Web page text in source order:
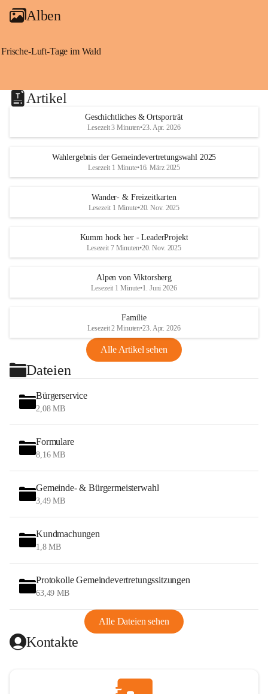
Alben
Frische-Luft-Tage im Wald
Artikel
Geschichtliches & Ortsporträt
Lesezeit 3 Minuten•23. Apr. 2026
Wahlergebnis der Gemeindevertretungswahl 2025
Lesezeit 1 Minute•16. März 2025
Wander- & Freizeitkarten
Lesezeit 1 Minute•20. Nov. 2025
Kumm hock her - LeaderProjekt
Lesezeit 7 Minuten•20. Nov. 2025
Alpen von Viktorsberg
Lesezeit 1 Minute•1. Juni 2026
Familie
Lesezeit 2 Minuten•23. Apr. 2026
Alle Artikel sehen
Dateien
Bürgerservice
2,08 MB
Formulare
8,16 MB
Gemeinde- & Bürgermeisterwahl
3,49 MB
Kundmachungen
1,8 MB
Protokolle Gemeindevertretungssitzungen
63,49 MB
Alle Dateien sehen
Kontakte